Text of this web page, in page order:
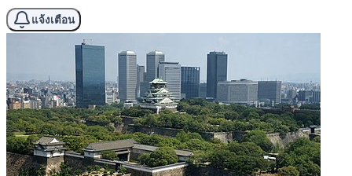
แจ้งเตือน